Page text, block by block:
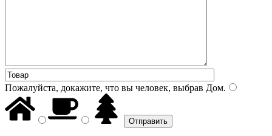
Пожалуйста, докажите, что вы человек, выбрав Дом.